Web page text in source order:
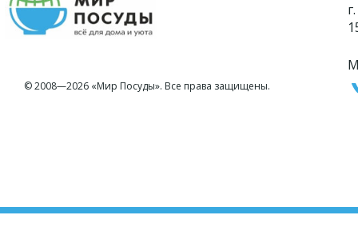
© 2008—2026 «Мир Посуды». Все права защищены.